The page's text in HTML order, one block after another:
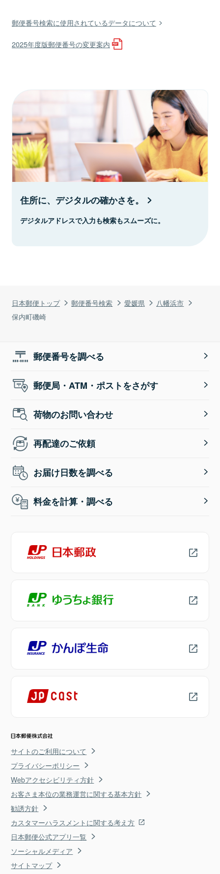
日本郵便トップ 郵便番号検索 愛媛県
八幡浜市
保内町磯崎
郵便番号検索に使用されているデータについて
2025年度版郵便番号の変更案内
住所に、デジタルの確かさを。
デジタルアドレスで入力も検索もスムーズに。
郵便番号を調べる
郵便局・ATM・ポストをさがす
荷物のお問い合わせ
再配達のご依頼
お届け日数を調べる
料金を計算・調べる
サイトのご利用について
プライバシーポリシー
Webアクセシビリティ方針
お客さま本位の業務運営に関する基本方針
勧誘方針
カスタマーハラスメントに関する考え方
日本郵便公式アプリ一覧
ソーシャルメディア
サイトマップ